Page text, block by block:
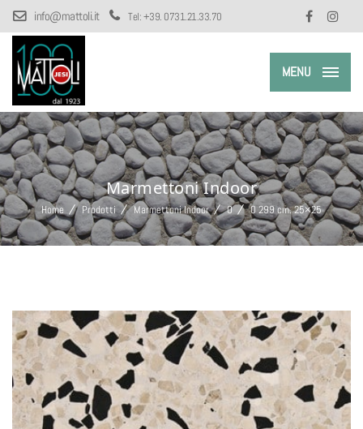
info@mattoli.it Tel:+39. 0731.21.33.70
MENU
Marmettoni Indoor
Home Prodotti Marmettoni Indoor O O 299 cm. 25×25